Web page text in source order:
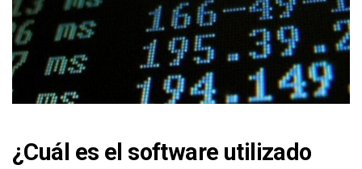
¿Cuál es el software utilizado